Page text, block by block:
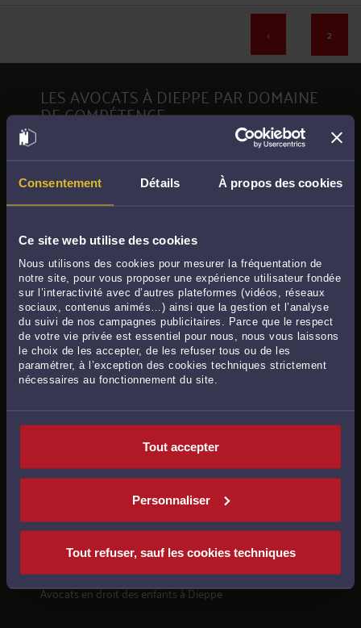
Consentement Détails À propos des cookies
Ce site web utilise des cookies
Nous utilisons des cookies pour mesurer la fréquentation de
notre site, pour vous proposer une expérience utilisateur fondée
sur l’interactivité avec d’autres plateformes (vidéos, réseaux
sociaux, contenus animés…) ainsi que la gestion et l’analyse
du suivi de nos campagnes publicitaires. Parce que le respect
de votre vie privée est essentiel pour nous, nous vous laissons
le choix de les accepter, de les refuser tous ou de les
paramétrer, à l’exception des cookies techniques strictement
nécessaires au fonctionnement du site.
Tout accepter
Personnaliser
Tout refuser, sauf les cookies techniques
24
< 2
LES AVOCATS À DIEPPE PAR DOMAINE
DE COMPÉTENCE
Avocats endroit de la famille, des personnes, et de la
à Dieppe
Avocats endroit du travail et droit de la sécurité socialeà
Dieppe
Avocats en droit des affaires, des contrats, et des sociétés
commercialesà Dieppe
Avocats endroit des assurances, du dommage corporel et
Avocats endroit public, urbanisme et droit de
Dieppe
procédure civile, procédure d'appel
à Dieppe
Avocats endroit des enfantsà Dieppe